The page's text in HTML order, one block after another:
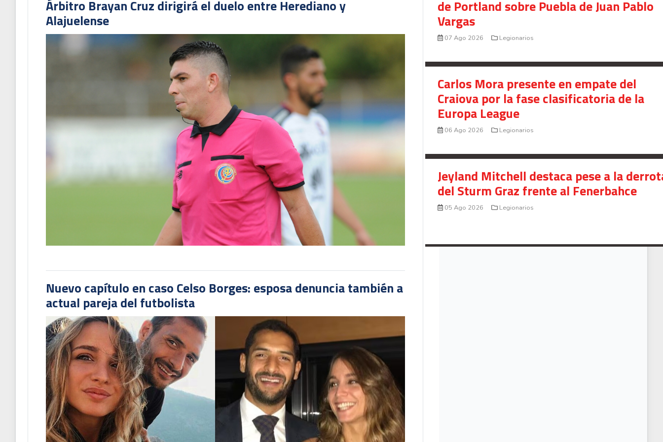
Árbitro Brayan Cruz dirigirá el duelo entre Herediano y
Alajuelense
Nuevo capítulo en caso Celso Borges: esposa denuncia también a
actual pareja del futbolista
de Portland sobre Puebla de Juan Pablo
Vargas
07 Ago 2026 Legionarios
Carlos Mora presente en empate del
Craiova por la fase clasificatoria de la
Europa League
06 Ago 2026 Legionarios
Jeyland Mitchell destaca pese a la
del Sturm Graz frente al Fenerbahce
05 Ago 2026 Legionarios